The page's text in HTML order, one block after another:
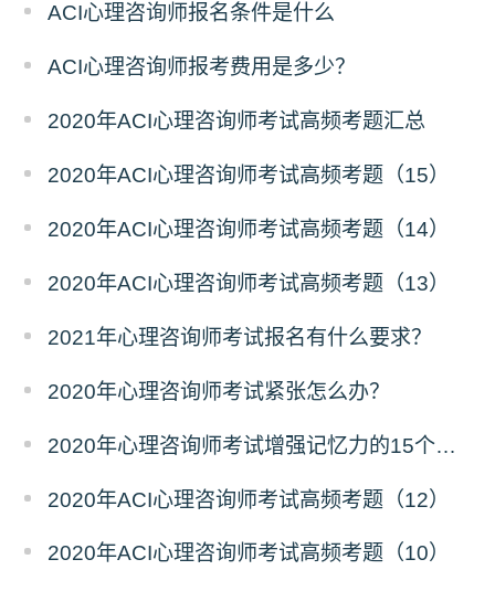
ACI心理咨询师报名条件是什么
ACI心理咨询师报考费用是多少？
2020年ACI心理咨询师考试高频考题汇总
2020年ACI心理咨询师考试高频考题（15）
2020年ACI心理咨询师考试高频考题（14）
2020年ACI心理咨询师考试高频考题（13）
2021年心理咨询师考试报名有什么要求？
2020年心理咨询师考试紧张怎么办？
2020年心理咨询师考试增强记忆力的15个窍门
2020年ACI心理咨询师考试高频考题（12）
2020年ACI心理咨询师考试高频考题（10）